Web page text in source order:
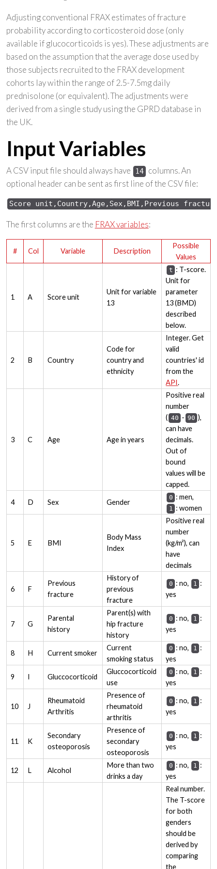
Adjusting conventional FRAX estimates of fracture
probability according to corticosteroid dose (only
available if glucocorticoids is yes). These adjustments are
based on the assumption that the average dose used by
those subjects recruited to the FRAX development
cohorts lay within the range of 2.5-7.5mg daily
prednisolone (or equivalent). The adjustments were
derived from a single study using the GPRD database in
the UK.
Input Variables
A CSV input file should always have 14 columns. An
optional header can be sent as first line of the CSV file:
Score unit,Country,Age,Sex, BMI,Previous
The first columns are the FRAX variables:
# Col Variable Description
Possible
Values
1 A Score unit
Unit for variable
13
t : T-score.
Unit for
parameter
13 (BMD)
described
below.
2 B Country
Code for
country and
ethnicity
Integer. Get
valid
countries' id
from the
API.
3 C Age Age in years
Positive real
number
( 40 - 90 ),
can have
decimals.
Out of
bound
values will be
capped.
4 D Sex Gender
0 : men,
1 : women
5 E BMI
Body Mass
Index
Positive real
number
(kg/m²), can
have
decimals
6 F
Previous
fracture
History of
previous
fracture
0 : no, 1 :
yes
7 G
Parental
history
Parent(s) with
hip fracture
history
0 : no, 1 :
yes
8 H Current smoker
Current
smoking status
0 : no, 1 :
yes
9 I Gluccocorticoid
Gluccocorticoid
use
0 : no, 1 :
yes
10 J
Rheumatoid
Arthritis
Presence of
rheumatoid
arthritis
0 : no, 1 :
yes
11 K
Secondary
osteoporosis
Presence of
secondary
osteoporosis
0 : no, 1 :
yes
12 L Alcohol
More than two
drinks a day
0 : no, 1 :
yes
Real number.
The T-score
for both
genders
should be
derived by
comparing
the